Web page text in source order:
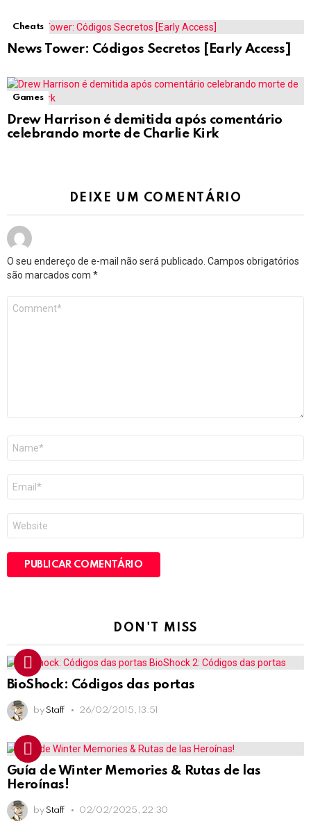
Cheats
News Tower: Códigos Secretos [Early Access]
Games
Drew Harrison é demitida após comentário
celebrando morte de Charlie Kirk
DEIXE UM COMENTÁRIO
O seu endereço de e-mail não será publicado. Campos obrigatórios
são marcados com *
mail
*
DON'T MISS
BioShock: Códigos das portas
by Staff 26/02/2015, 13:51
Guía de Winter Memories & Rutas de las
Heroínas!
by Staff 02/02/2025, 22:30